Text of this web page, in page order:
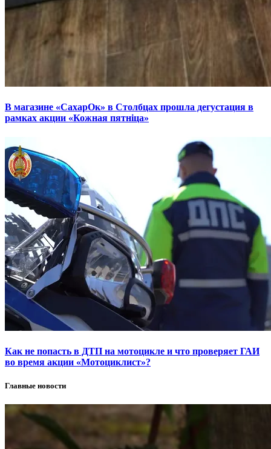
В магазине «СахарОк» в Столбцах прошла дегустация в
рамках акции «Кожная пятніца»
Как не попасть в ДТП на мотоцикле и что проверяет ГАИ
во время акции «Мотоциклист»?
Главные новости